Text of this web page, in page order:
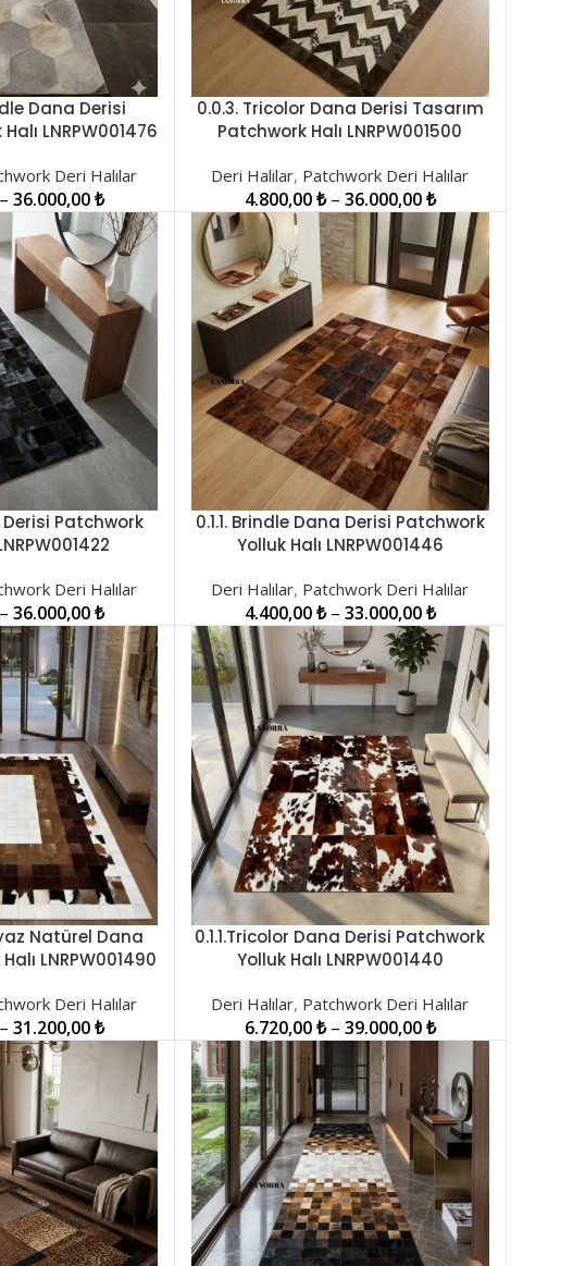
Dana Derisi
LNRPW001476
Deri Halılar
– 36.000,00₺
SEÇENEKLER
0.0.3. Tricolor Dana Derisi Tasarım
Patchwork Halı LNRPW001500
Deri Halılar, Patchwork Deri Halılar
4.800,00₺ – 36.000,00₺
Derisi Patchwork
Deri Halılar
– 36.000,00₺
SEÇENEKLER
0.1.1. Brindle Dana Derisi Patchwork
Yolluk Halı LNRPW001446
Deri Halılar, Patchwork Deri Halılar
4.400,00₺ – 33.000,00₺
Natürel Dana
LNRPW001490
Deri Halılar
– 31.200,00₺
SEÇENEKLER
0.1.1.Tricolor Dana Derisi Patchwork
Yolluk Halı LNRPW001440
Deri Halılar, Patchwork Deri Halılar
6.720,00₺ – 39.000,00₺